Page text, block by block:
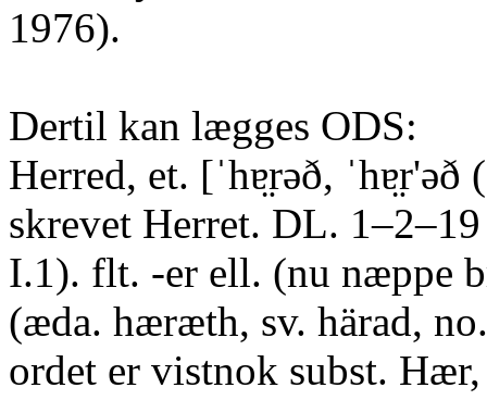
1976).
Dertil kan lægges ODS:
Herred, et. [ˈhɐ̤rəð,
skrevet Herret. DL.
I.1). flt. -er ell. (nu næppe
(æda. hæræth, sv. härad,
ordet er vistnok subst.